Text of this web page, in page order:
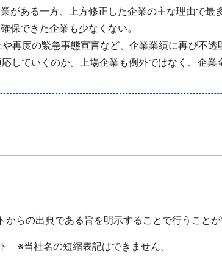
がある一方、上方修正した企業の主な理由で最
保できた企業も少なくない。
再度の緊急事態宣言など、企業業績に再び不透
していくのか。上場企業も例外ではなく、企業
らの出典である旨を明示することで行うことが
※当社名の短縮表記はできません。